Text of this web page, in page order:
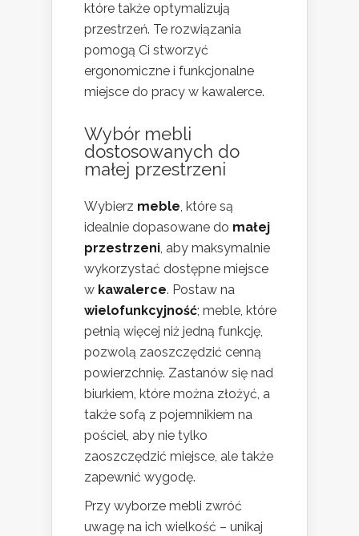
które także optymalizują
przestrzeń. Te rozwiązania
pomogą Ci stworzyć
ergonomiczne i funkcjonalne
miejsce do pracy w kawalerce.
Wybór mebli
dostosowanych do
małej przestrzeni
Wybierz meble, które są
idealnie dopasowane do małej
przestrzeni, aby maksymalnie
wykorzystać dostępne miejsce
w kawalerce. Postaw na
wielofunkcyjność; meble, które
pełnią więcej niż jedną funkcję,
pozwolą zaoszczędzić cenną
powierzchnię. Zastanów się nad
biurkiem, które można złożyć, a
także sofą z pojemnikiem na
pościel, aby nie tylko
zaoszczędzić miejsce, ale także
zapewnić wygodę.
Przy wyborze mebli zwróć
uwagę na ich wielkość – unikaj